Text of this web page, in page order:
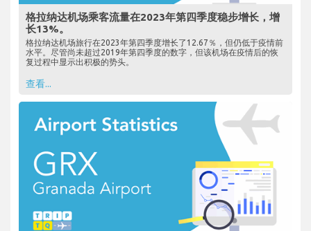
格拉纳达机场乘客流量在2023年第四季度稳步增长，增
长13%。
格拉纳达机场旅行在2023年第四季度增长了12.67％，但仍低于疫情前
水平。尽管尚未超过2019年第四季度的数字，但该机场在疫情后的恢
复过程中显示出积极的势头。
查看...